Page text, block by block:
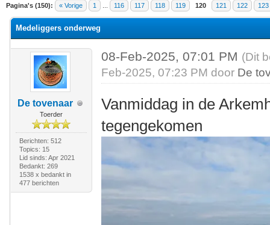
Pagina's (150): « Vorige 1 116 117 118 119 120 121 122 123
waardering is 3.86
Medeliggers onderweg
De tovenaar
Toerder
Berichten: 512
Topics: 15
Lid sinds: Apr 2021
Bedankt: 269
1538 x bedankt in
477 berichten
08-Feb-2025, 07:01 PM (Dit
Feb-2025, 07:23 PM door De
Vanmiddag in de
tegengekomen